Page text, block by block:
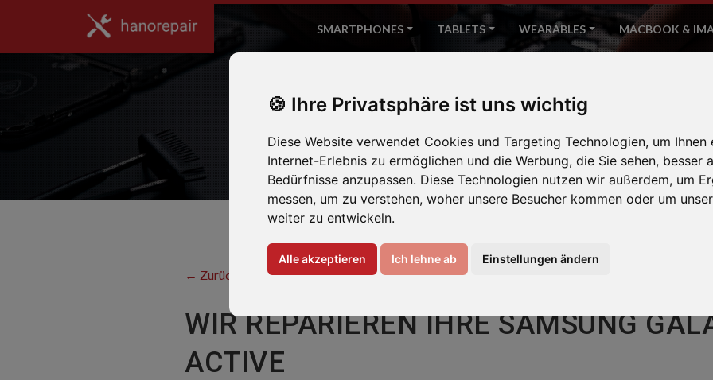
Ihre Privatsphäre ist uns wichtig
Diese Website verwendet Cookies und Targeting Technologien, um Ihnen
Internet-Erlebnis zu ermöglichen und die Werbung, die Sie sehen, besser
Bedürfnisse anzupassen. Diese Technologien nutzen wir außerdem, um
messen, um zu verstehen, woher unsere Besucher kommen oder um
weiter zu entwickeln.
Alle akzeptieren Ich lehne ab Einstellungen ändern
SMARTPHONES TABLETS WEARABLES MACBOOK &
Samsung Galaxy Watch Active
Home Samsung
← Zurück zum Hersteller
WIR REPARIEREN IHRE SAMSUNG
ACTIVE